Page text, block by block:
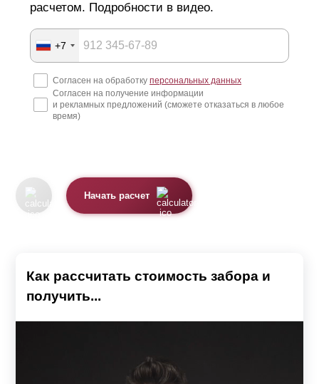
расчетом. Подробности в видео.
+7
Согласен на обработку персональных данных
Согласен на получение информации
и рекламных предложений (сможете отказаться в любое
время)
Начать расчет
Как рассчитать стоимость забора и
получить...